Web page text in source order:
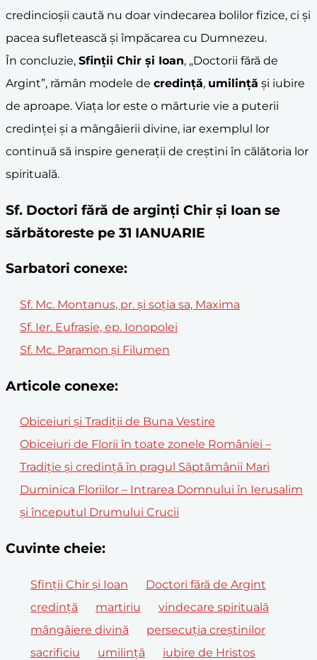
credincioșii caută nu doar vindecarea bolilor fizice, ci și
pacea sufletească și împăcarea cu Dumnezeu.
În concluzie, Sfinții Chir și Ioan, „Doctorii fără de
Argint”, rămân modele de credință, umilință și iubire
de aproape. Viața lor este o mărturie vie a puterii
credinței și a mângâierii divine, iar exemplul lor
continuă să inspire generații de creștini în călătoria lor
spirituală.
Sf. Doctori fără de arginți Chir și Ioan se
sărbătoreste pe 31 IANUARIE
Sarbatori conexe:
Sf. Mc. Montanus, pr. și soția sa, Maxima
Sf. Ier. Eufrasie, ep. Ionopolei
Sf. Mc. Paramon și Filumen
Articole conexe:
Obiceiuri și Tradiții de Buna Vestire
Obiceiuri de Florii în toate zonele României –
Tradiție și credință în pragul Săptămânii Mari
Duminica Floriilor – Intrarea Domnului în Ierusalim
și începutul Drumului Crucii
Cuvinte cheie:
Sfinții Chir și Ioan
Doctori fără de Argint
credință
martiriu
vindecare spirituală
mângâiere divină
persecuția creștinilor
sacrificiu
umilință iubire de Hristos